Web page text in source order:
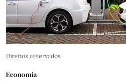
Direitos reservados
Economia